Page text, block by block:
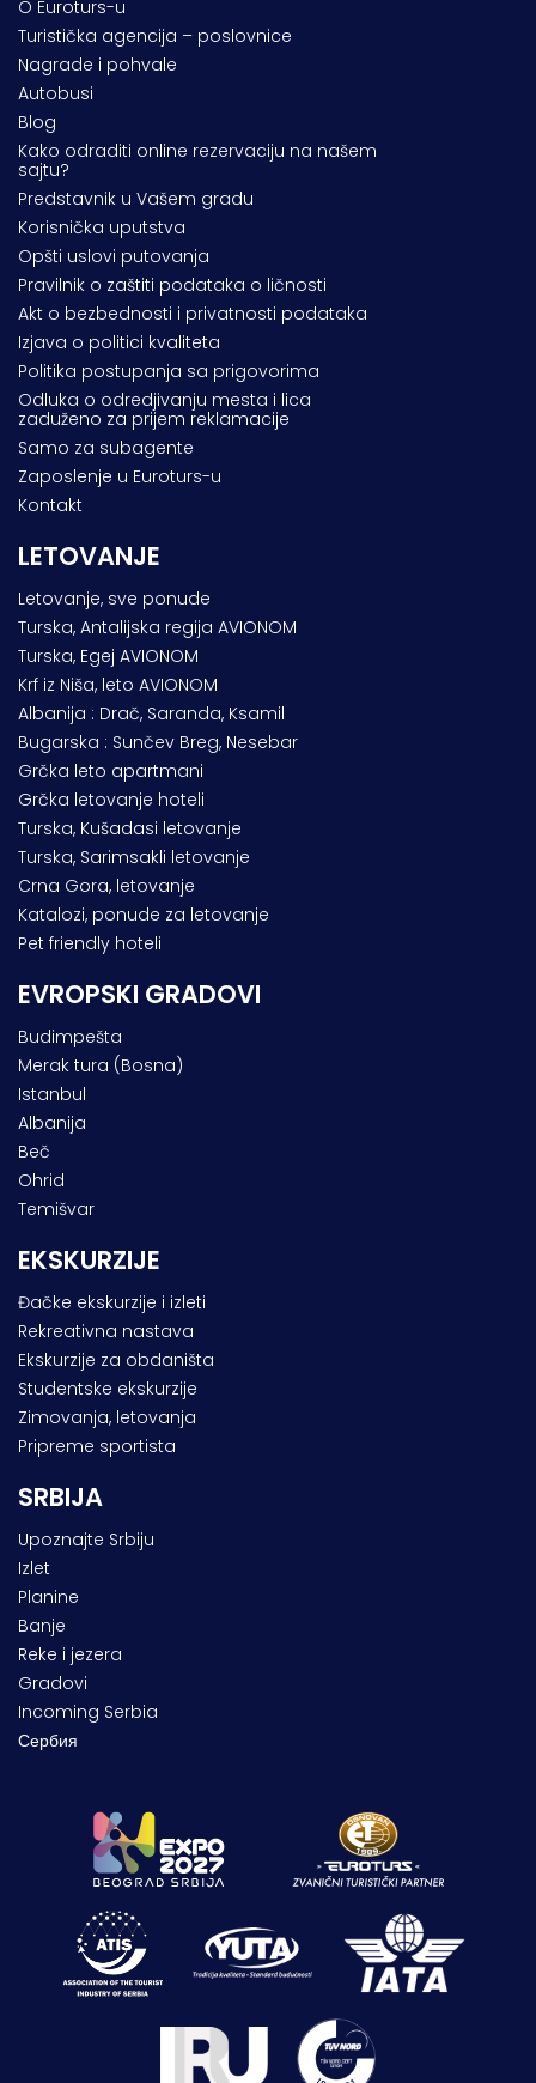
O Euroturs-u
Turistička agencija – poslovnice
Nagrade i pohvale
Autobusi
Blog
Kako odraditi online rezervaciju na našem
sajtu?
Predstavnik u Vašem gradu
Korisnička uputstva
Opšti uslovi putovanja
Pravilnik o zaštiti podataka o ličnosti
Akt o bezbednosti i privatnosti podataka
Izjava o politici kvaliteta
Politika postupanja sa prigovorima
Odluka o odredjivanju mesta i lica
zaduženo za prijem reklamacije
Samo za subagente
Zaposlenje u Euroturs-u
Kontakt
LETOVANJE
Letovanje, sve ponude
Turska, Antalijska regija AVIONOM
Turska, Egej AVIONOM
Krf iz Niša, leto AVIONOM
Albanija : Drač, Saranda, Ksamil
Bugarska : Sunčev Breg, Nesebar
Grčka leto apartmani
Grčka letovanje hoteli
Turska, Kušadasi letovanje
Turska, Sarimsakli letovanje
Crna Gora, letovanje
Katalozi, ponude za letovanje
Pet friendly hoteli
EVROPSKI GRADOVI
Budimpešta
Merak tura (Bosna)
Istanbul
Albanija
Beč
Ohrid
Temišvar
EKSKURZIJE
Đačke ekskurzije i izleti
Rekreativna nastava
Ekskurzije za obdaništa
Studentske ekskurzije
Zimovanja, letovanja
Pripreme sportista
SRBIJA
Upoznajte Srbiju
Izlet
Planine
Banje
Reke i jezera
Gradovi
Incoming Serbia
Сербия